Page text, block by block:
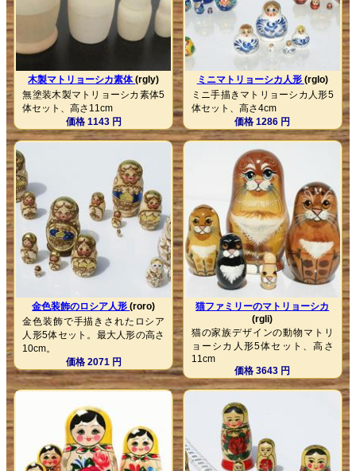
木製マトリョーシカ素体(rgly)
無塗装木製マトリョーシカ素体5
体セット、高さ11cm
価格 1143 円
ミニマトリョーシカ人形 (rglo)
ミニ手描きマトリョーシカ人形5
体セット、高さ4cm
価格 1286 円
金色装飾のロシア人形(roro)
金色装飾で手描きされたロシア
人形5体セット。最大人形の高さ
10cm。
価格 2071 円
猫ファミリーのマトリョーシカ
(rgli)
猫の家族デザインの動物マトリ
ョーシカ人形5体セット、高さ
11cm
価格 3643 円